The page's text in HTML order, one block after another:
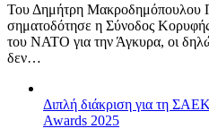
Του Δημήτρη Μακροδημόπουλου
σηματοδότησε η Σύνοδος
του ΝΑΤΟ για την Άγκυρα, οι
δεν…
Διπλή διάκριση για τη
Awards 2025